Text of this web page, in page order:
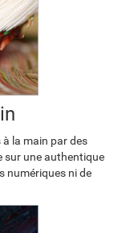
la main par des
sur une authentique
numériques ni de